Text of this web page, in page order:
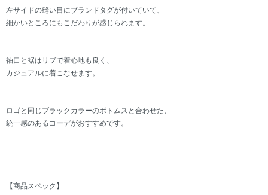
左サイドの縫い目にブランドタグが付いていて、
細かいところにもこだわりが感じられます。
袖口と裾はリブで着心地も良く、
カジュアルに着こなせます。
ロゴと同じブラックカラーのボトムスと合わせた、
統一感のあるコーデがおすすめです。
【商品スペック】